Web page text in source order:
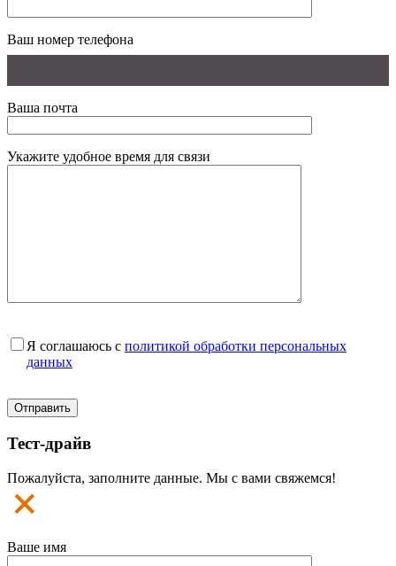
Ваш номер телефона
Ваша почта
Укажите удобное время для связи
Я соглашаюсь с политикой обработки персональных
данных
Тест-драйв
Пожалуйста, заполните данные. Мы с вами свяжемся!
Ваше имя